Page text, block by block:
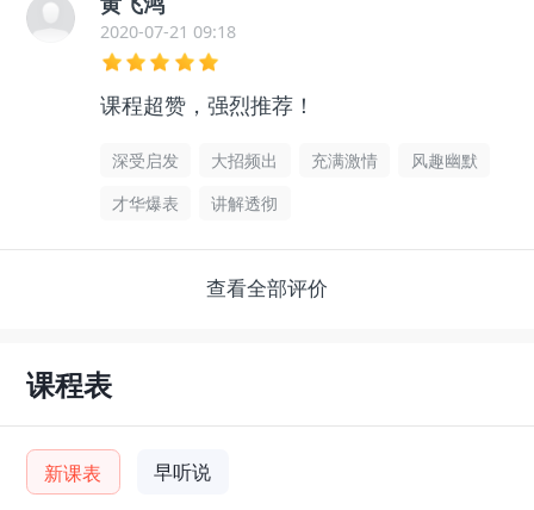
2020-07-21 09:18
课程超赞，强烈推荐！
深受启发 大招频出 充满激情
风趣幽默
才华爆表
讲解透彻
查看全部评价
课程表
新课表 早听说